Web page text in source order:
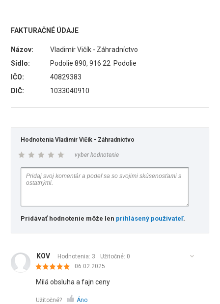
FAKTURAČNÉ ÚDAJE
Názov:
Vladimír Vičík - Záhradníctvo
Sídlo:
Podolie 890, 916 22 Podolie
IČO:
40829383
DIČ:
1033040910
Hodnotenia Vladimír Vičík - Záhradníctvo
vyber hodnotenie
Pridávať hodnotenie môže len prihlásený používateľ.
KOV Hodnotenia: 3 Užitočné: 0
06.02.2025
Milá obsluha a fajn ceny
Užitočné? Áno